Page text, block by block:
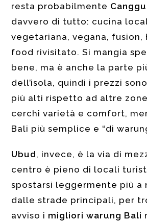
resta probabilmente Canggu
davvero di tutto: cucina
vegetariana, vegana,
food rivisitato. Si mangia
bene, ma è anche la parte
dell’isola, quindi i prezzi
più alti rispetto ad altre
cerchi varietà e comfort,
Bali più semplice e “di
Ubud, invece, è la via di
centro è pieno di locali
spostarsi leggermente più a
dalle strade principali, per
avviso i migliori warung Bali